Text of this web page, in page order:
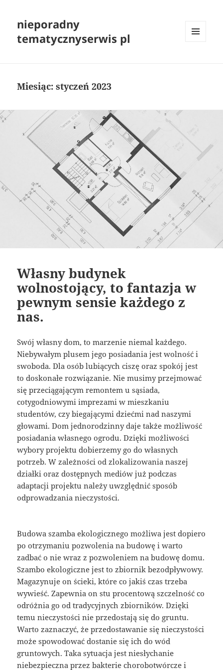
nieporadny
tematycznyserwis pl
Miesiąc:styczeń 2023
Własny budynek
wolnostojący, to fantazja w
pewnym sensie każdego z
nas.
Swój własny dom, to marzenie niemal każdego.
Niebywałym plusem jego posiadania jest wolność i
swoboda. Dla osób lubiących ciszę oraz spokój jest
to doskonałe rozwiązanie. Nie musimy przejmować
się przeciągającym remontem u sąsiada,
cotygodniowymi imprezami w mieszkaniu
studentów, czy biegającymi dziećmi nad naszymi
głowami. Dom jednorodzinny daje także możliwość
posiadania własnego ogrodu. Dzięki możliwości
wybory projektu dobierzemy go do własnych
potrzeb. W zależności od zlokalizowania naszej
działki oraz dostępnych mediów już podczas
adaptacji projektu należy uwzględnić sposób
odprowadzania nieczystości.
Budowa szamba ekologicznego możliwa jest dopiero
po otrzymaniu pozwolenia na budowę i warto
zadbać o nie wraz z pozwoleniem na budowę domu.
Szambo ekologiczne jest to zbiornik bezodpływowy.
Magazynuje on ścieki, które co jakiś czas trzeba
wywieść. Zapewnia on stu procentową szczelność co
odróżnia go od tradycyjnych zbiorników. Dzięki
temu nieczystości nie przedostają się do gruntu.
Warto zaznaczyć, że przedostawanie się nieczystości
może spowodować dostanie się ich do wód
gruntowych. Taka sytuacja jest niesłychanie
niebezpieczna przez bakterie chorobotwórcze i